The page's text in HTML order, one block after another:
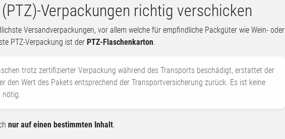
Verpackungen richtig verschicken
Versandverpackungen, vor allem welche für empfindliche Packgüter wie Wein- oder
PTZ-Verpackung ist der PTZ-Flaschenkarton.
trotz zertifizierter Verpackung während des Transports beschädigt, erstattet der
den Wert des Pakets entsprechend der Transportversicherung zurück. Es ist keine
nötig.
nur auf einen bestimmten Inhalt.